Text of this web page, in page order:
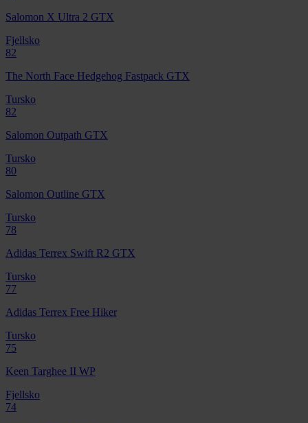
Salomon X Ultra 2 GTX
Fjellsko
82
The North Face Hedgehog Fastpack GTX
Tursko
82
Salomon Outpath GTX
Tursko
80
Salomon Outline GTX
Tursko
78
Adidas Terrex Swift R2 GTX
Tursko
77
Adidas Terrex Free Hiker
Tursko
75
Keen Targhee II WP
Fjellsko
74